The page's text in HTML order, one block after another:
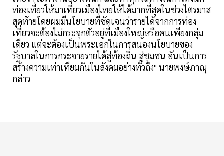
ท่องเที่ยวให้มาเที่ยวเมืองไทยให้ได้มากที่สุดในช่วงไตรมาส
สุดท้ายโดยผมมีนโยบายที่ชัดเจนว่ารายได้จากการท่อง
เที่ยวจะต้องไม่กระจุกตัวอยู่ที่เมืองใหญ่หรือคนเพียงกลุ่ม
เดียว แต่จะต้องเป็นพระเอกในการสนองนโยบายของ
รัฐบาลในการกระจายรายได้สู่ท้องถิ่น สู่ชุมชน อันเป็นการ
สร้างความเท่าเทียมกันในสังคมอย่างทั่วถึง" นายพงษ์ภาณุ
กล่าว